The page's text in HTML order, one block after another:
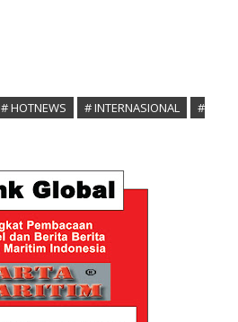
# HOTNEWS # INTERNASIONAL
#